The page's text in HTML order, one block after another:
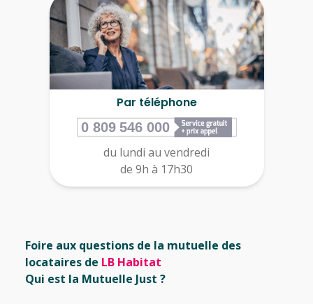
Par téléphone
du lundi au vendredi
de 9h à 17h30
Foire aux questions de la mutuelle des
locataires de LB Habitat
Qui est la Mutuelle Just ?